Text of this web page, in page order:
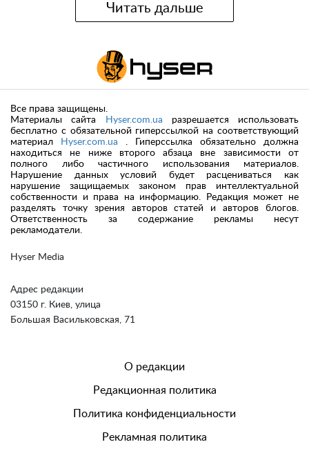
Читать дальше
Hyser Media
Адрес редакции
03150 г. Киев, улица
Большая Васильковская, 71
Все права защищены.
Материалы сайта
Hyser.com.ua разрешается использовать
бесплатно с обязательной гиперссылкой на соответствующий
материал
Hyser.com.ua . Гиперссылка обязательно должна
находиться не ниже второго абзаца вне зависимости от
полного либо частичного использования материалов.
Нарушение данных условий будет расцениваться как
нарушение защищаемых законом прав интеллектуальной
собственности и права на информацию. Редакция может не
разделять точку зрения авторов статей и авторов блогов.
Ответственность за содержание рекламы несут
рекламодатели.
О редакции
Редакционная политика
Политика конфиденциальности
Рекламная политика